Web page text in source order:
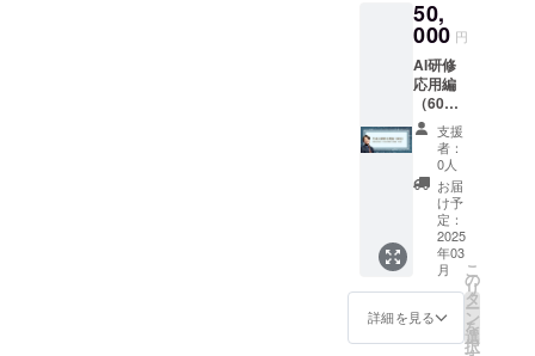
17:30
・場
所：郡
山市中
央公民
館 3階
【交流
会 参
加券詳
細】 ・
日時：
2024年
10月26
日（土
曜日）
18:00-
20:00
を務め
る、弊
社代表
宗近に
よるAI
研修
【入門
編】の
実施 ー
主要な
生成AI
ツール
の紹介
ービジ
ネスに
おける
生成AI
50,
000 円
AI研修
応用編
（60
分）
（内
容） 某
グロー
バル自
動メー
カー系
列企業
の生成
AIリス
キリン
グマ
ネー
支援
者：
0人
お届
け予
定：
2025
年03
月
詳細を見る
こ
の
リ
タ
ー
ン
を
選
択